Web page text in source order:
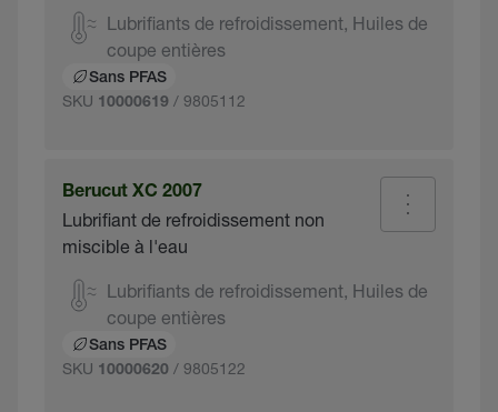
Lubrifiants de refroidissement, Huiles de
coupe entières
Sans PFAS
SKU 10000619 / 9805112
Berucut XC 2007
Lubrifiant de refroidissement non
miscible à l'eau
Lubrifiants de refroidissement, Huiles de
coupe entières
Sans PFAS
SKU 10000620 / 9805122